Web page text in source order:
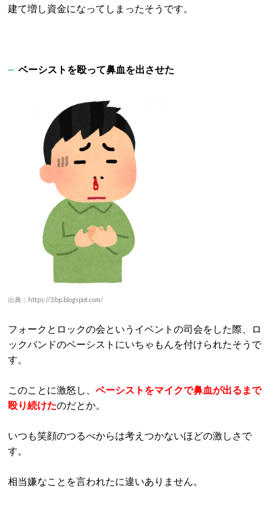
建て増し資金になってしまったそうです。
ベーシストを殴って鼻血を出させた
出典：https://3.bp.blogspot.com/
フォークとロックの会というイベントの司会をした際、ロ
ックバンドのベーシストにいちゃもんを付けられたそうで
す。
このことに激怒し、 ベーシストをマイクで鼻血が出るまで
殴り続けたのだとか。
いつも笑顔のつるべからは考えつかないほどの激しさで
す。
相当嫌なことを言われたに違いありません。